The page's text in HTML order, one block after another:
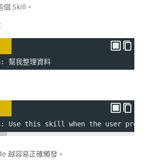
個 Skill。
我整理資料
Use this skill when the user
越容易正確觸發。